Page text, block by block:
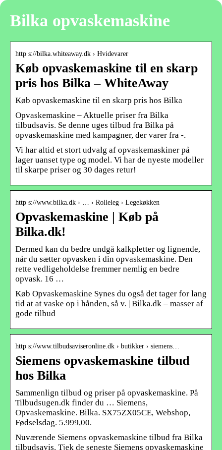
Bilka opvaskemaskine
http s://bilka.whiteaway.dk › Hvidevarer
Køb opvaskemaskine til en skarp
pris hos Bilka – WhiteAway
Køb opvaskemaskine til en skarp pris hos Bilka
Opvaskemaskine – Aktuelle priser fra Bilka
tilbudsavis. Se denne uges tilbud fra Bilka på
opvaskemaskine med kampagner, der varer fra -.
Vi har altid et stort udvalg af opvaskemaskiner på
lager uanset type og model. Vi har de nyeste modeller
til skarpe priser og 30 dages retur!
http s://www.bilka.dk › … › Rolleleg › Legekøkken
Opvaskemaskine | Køb på
Bilka.dk!
Dermed kan du bedre undgå kalkpletter og lignende,
når du sætter opvasken i din opvaskemaskine. Den
rette vedligeholdelse fremmer nemlig en bedre
opvask. 16 …
Køb Opvaskemaskine Synes du også det tager for lang
tid at at vaske op i hånden, så v. | Bilka.dk – masser af
gode tilbud
http s://www.tilbudsaviseronline.dk › butikker › siemens…
Siemens opvaskemaskine tilbud
hos Bilka
Sammenlign tilbud og priser på opvaskemaskine. På
Tilbudsugen.dk finder du … Siemens,
Opvaskemaskine. Bilka. SX75ZX05CE, Webshop,
Fødselsdag. 5.999,00.
Nuværende Siemens opvaskemaskine tilbud fra Bilka
tilbudsavis. Tjek de seneste Siemens opvaskemaskine